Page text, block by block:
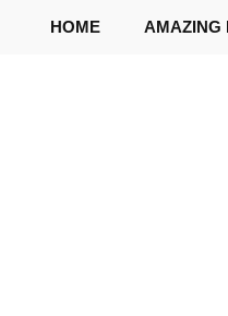
HOME AMAZING